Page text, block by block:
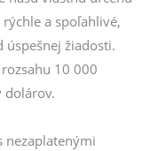
a spoľahlivé,
úspešnej žiadosti.
10 000
dolárov.
nezaplatenými